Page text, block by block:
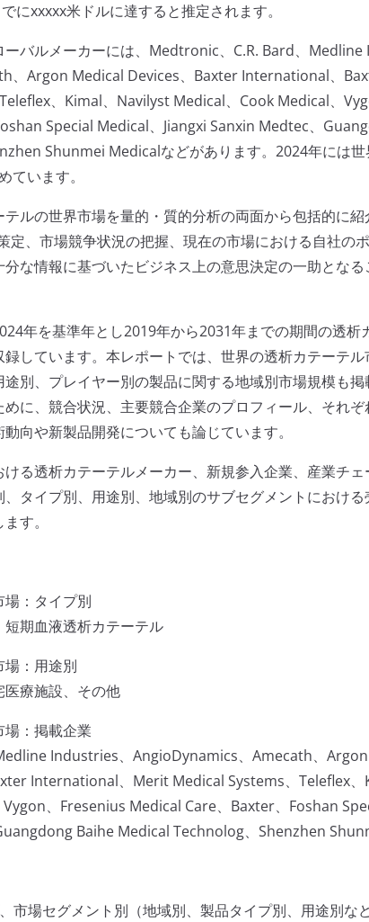
にxxxxx米ドルに達すると推定されます。
バルメーカーには、Medtronic、C.R. Bard、Medline
、Argon Medical Devices、Baxter International、
、Kimal、Navilyst Medical、Cook Medical、
Special Medical、Jiangxi Sanxin Medtec、
Shunmei Medicalなどがあります。2024年には世
ています。
ルの世界市場を量的・質的分析の両面から包括的に
、市場競争状況の把握、現在の市場における自社のポ
な情報に基づいたビジネス上の意思決定の一助とな
年を基準年とし2019年から2031年までの期間の透析
しています。本レポートでは、世界の透析カテーテ
別、プレイヤー別の製品に関する地域別市場規模も掲
に、競合状況、主要競合企業のプロフィール、それ
向や新製品開発についても論じています。
る透析カテーテルメーカー、新規参入企業、産業チ
タイプ別、用途別、地域別のサブセグメントにおけ
す。
場：タイプ別
期血液透析カテーテル
場：用途別
療施設、その他
場：掲載企業
Industries、AngioDynamics、Amecath、Argon
International、Merit Medical Systems、Teleflex
、Fresenius Medical Care、Baxter、Foshan
Baihe Medical Technolog、Shenzhen
市場セグメント別（地域別、製品タイプ別、用途別な